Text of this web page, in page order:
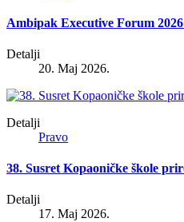
Ambipak Executive Forum
Detalji
20. Maj 2026.
Detalji
Pravo
38. Susret Kopaoničke škole
Detalji
17. Maj 2026.